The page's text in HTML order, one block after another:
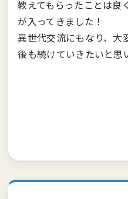
教えてもらったことは良
が入ってきました！
異世代交流にもなり、大
後も続けていきたいと思